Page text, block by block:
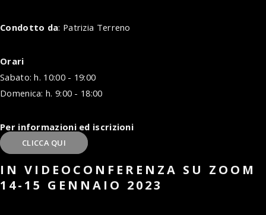
Condotto da: Patrizia Terreno
Orari
Sabato: h. 10:00 - 19:00
Domenica: h. 9:00 - 18:00
Per informazioni ed iscrizioni
CLICCA QUI
IN VIDEOCONFERENZA SU ZOOM
14-15 GENNAIO 2023